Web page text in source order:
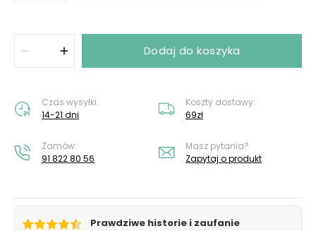
Dodaj do koszyka
Czas wysyłki:
14-21 dni
Koszty dostawy:
69zł
Zamów:
91 822 80 56
Masz pytania?
Zapytaj o produkt
Prawdziwe historie i zaufanie